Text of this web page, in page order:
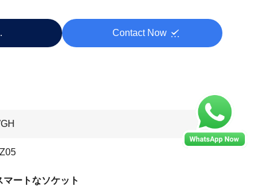
Contact Now
マートなソケット